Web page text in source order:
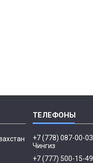
+7 (778) 087-00-03
Чингиз
+7 (777) 500-15-49